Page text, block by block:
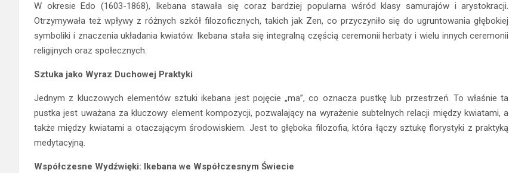
W okresie Edo (1603-1868), Ikebana stawała się coraz bardziej popularna wśród klasy samurajów i arystokracji.
Otrzymywała też wpływy z różnych szkół filozoficznych, takich jak Zen, co przyczyniło się do ugruntowania głębokiej
symboliki i znaczenia układania kwiatów. Ikebana stała się integralną częścią ceremonii herbaty i wielu innych ceremonii
religijnych oraz społecznych.
Sztuka jako Wyraz Duchowej Praktyki
Jednym z kluczowych elementów sztuki ikebana jest pojęcie „ma”, co oznacza pustkę lub przestrzeń. To właśnie ta
pustka jest uważana za kluczowy element kompozycji, pozwalający na wyrażenie subtelnych relacji między kwiatami, a
także między kwiatami a otaczającym środowiskiem. Jest to głęboka filozofia, która łączy sztukę florystyki z praktyką
medytacyjną.
Współczesne Wydźwięki: Ikebana we Współczesnym Świecie